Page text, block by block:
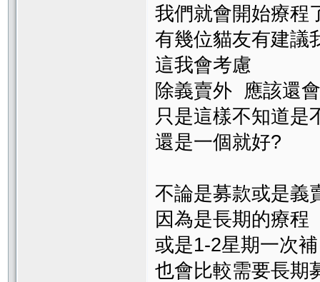
我們就會開始療程
有幾位貓友有建議
這我會考慮
除義賣外 應該還
只是這樣不知道是
還是一個就好?
不論是募款或是義
因為是長期的療
或是1-2星期一次補
也會比較需要長期